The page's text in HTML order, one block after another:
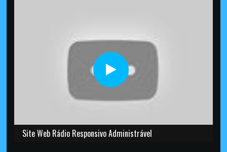
Site Web Rádio Responsivo Administrável